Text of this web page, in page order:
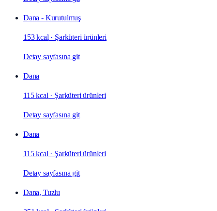
Dana - Kurutulmuş
153 kcal · Şarküteri ürünleri
Detay sayfasına git
Dana
115 kcal · Şarküteri ürünleri
Detay sayfasına git
Dana
115 kcal · Şarküteri ürünleri
Detay sayfasına git
Dana, Tuzlu